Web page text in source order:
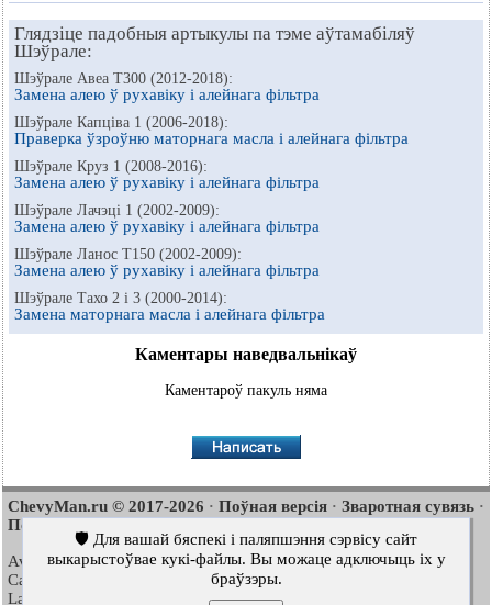
Глядзіце падобныя артыкулы па тэме аўтамабіляў
Шэўрале:
Шэўрале Авеа Т300 (2012-2018):
Замена алею ў рухавіку і алейнага фільтра
Шэўрале Капціва 1 (2006-2018):
Праверка ўзроўню маторнага масла і алейнага фільтра
Шэўрале Круз 1 (2008-2016):
Замена алею ў рухавіку і алейнага фільтра
Шэўрале Лачэці 1 (2002-2009):
Замена алею ў рухавіку і алейнага фільтра
Шэўрале Ланос Т150 (2002-2009):
Замена алею ў рухавіку і алейнага фільтра
Шэўрале Тахо 2 і 3 (2000-2014):
Замена маторнага масла і алейнага фільтра
Каментары наведвальнікаў
Каментароў пакуль няма
ChevyMan.ru © 2017-2026 · Поўная версія · Зваротная сувязь ·
Пошук па сайце
Aveo2003-2008·Aveo2006-2011· Aveo2012-2018·
Captiva 2008-2016·Lacetti
Lanos 2002-2016·Tahoe
🛡️ Для вашай бяспекі і паляпшэння сэрвісу сайт
выкарыстоўвае кукі-файлы. Вы можаце адключыць іх у
браўзэры.